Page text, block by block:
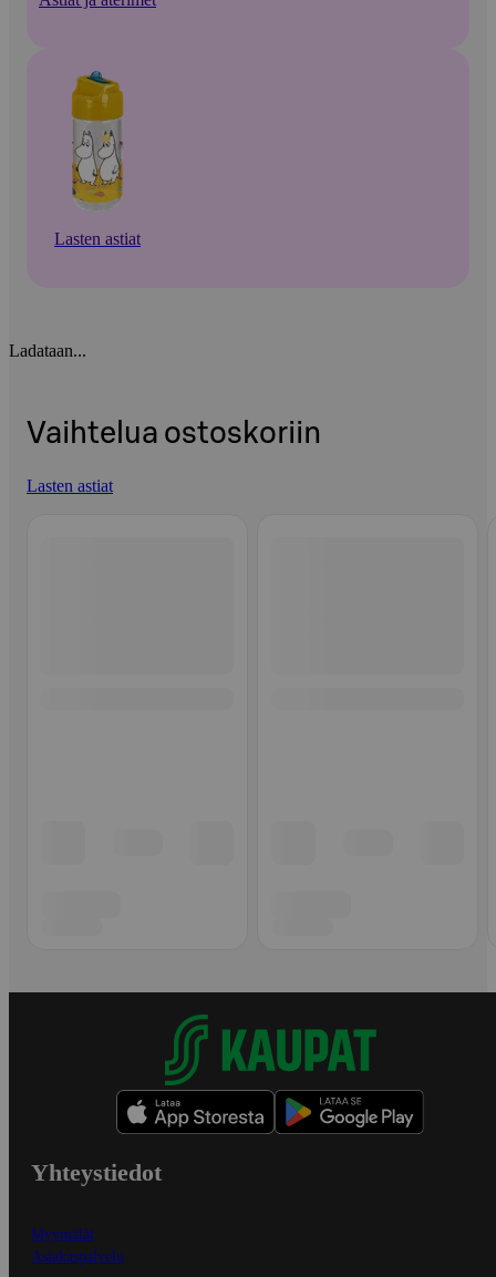
Lasten astiat
Ladataan...
Vaihtelua ostoskoriin
Lasten astiat
Yhteystiedot
Myymälät
Asiakaspalvelu